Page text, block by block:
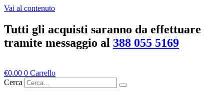
Vai al contenuto
Tutti gli acquisti saranno da effettuare
tramite messaggio al 388 055 5169
€0.00 0 Carrello
Cerca